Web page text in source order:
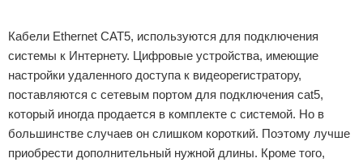
Кабели Ethernet CAT5, используются для подключения
системы к Интернету. Цифровые устройства, имеющие
настройки удаленного доступа к видеорегистратору,
поставляются с сетевым портом для подключения cat5,
который иногда продается в комплекте с системой. Но в
большинстве случаев он слишком короткий. Поэтому лучше
приобрести дополнительный нужной длины. Кроме того,